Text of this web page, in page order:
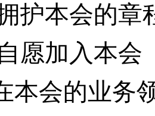
护本会的章
自愿加入本
本会的业务